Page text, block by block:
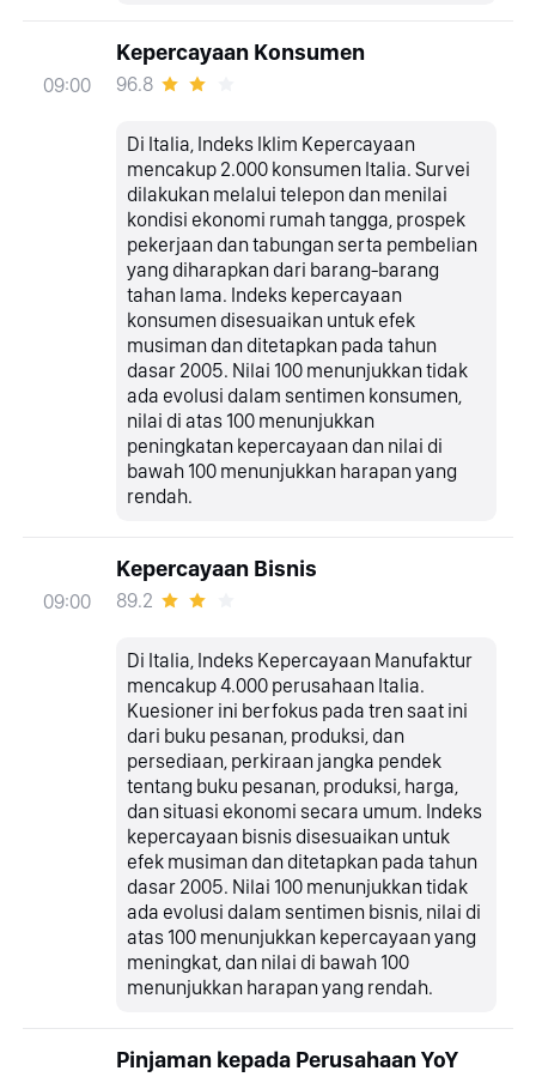
09:00
Kepercayaan Konsumen
96.8
Di Italia, Indeks Iklim Kepercayaan
mencakup 2.000 konsumen Italia. Survei
dilakukan melalui telepon dan menilai
kondisi ekonomi rumah tangga, prospek
pekerjaan dan tabungan serta pembelian
yang diharapkan dari barang-barang
tahan lama. Indeks kepercayaan
konsumen disesuaikan untuk efek
musiman dan ditetapkan pada tahun
dasar 2005. Nilai 100 menunjukkan tidak
ada evolusi dalam sentimen konsumen,
nilai di atas 100 menunjukkan
peningkatan kepercayaan dan nilai di
bawah 100 menunjukkan harapan yang
rendah.
09:00
Kepercayaan Bisnis
89.2
Di Italia, Indeks Kepercayaan Manufaktur
mencakup 4.000 perusahaan Italia.
Kuesioner ini berfokus pada tren saat ini
dari buku pesanan, produksi, dan
persediaan, perkiraan jangka pendek
tentang buku pesanan, produksi, harga,
dan situasi ekonomi secara umum. Indeks
kepercayaan bisnis disesuaikan untuk
efek musiman dan ditetapkan pada tahun
dasar 2005. Nilai 100 menunjukkan tidak
ada evolusi dalam sentimen bisnis, nilai di
atas 100 menunjukkan kepercayaan yang
meningkat, dan nilai di bawah 100
menunjukkan harapan yang rendah.
Pinjaman kepada Perusahaan YoY